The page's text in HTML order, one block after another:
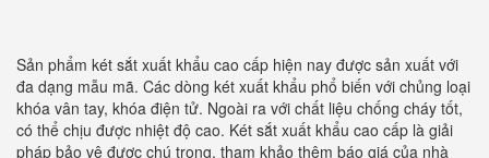
Sản phẩm két sắt xuất khẩu cao cấp hiện nay được sản xuất với
đa dạng mẫu mã. Các dòng két xuất khẩu phổ biến với chủng loại
khóa vân tay, khóa điện tử. Ngoài ra với chất liệu chống cháy tốt,
có thể chịu được nhiệt độ cao. Két sắt xuất khẩu cao cấp là giải
pháp bảo vệ được chú trọng. tham khảo thêm báo giá của nhà